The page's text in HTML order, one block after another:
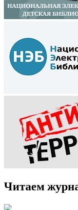
Читаем